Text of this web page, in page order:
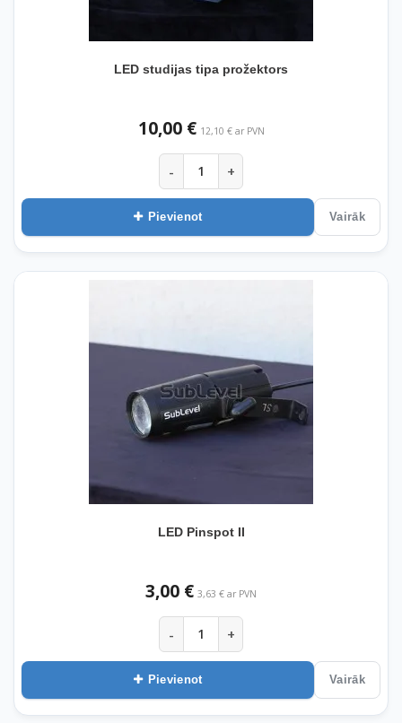
LED studijas tipa prožektors
10,00 € 12,10 € ar PVN
- +
Pievienot Vairāk
LED Pinspot II
3,00 € 3,63 € ar PVN
- +
Pievienot Vairāk